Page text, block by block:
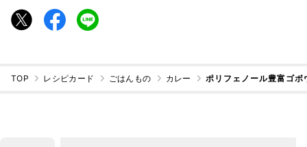
TOP レシピカード ごはんもの カレー ポリフェノール豊富ゴボ